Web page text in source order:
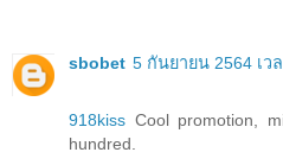
sbobet 5 กันยายน 2564 เว
918kiss Cool promotion,
hundred.